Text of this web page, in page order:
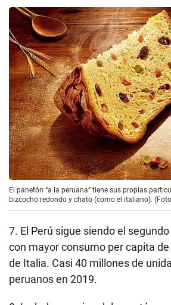
El panetón “a la peruana” tiene sus propias
bizcocho redondo y chato (como el italiano).
7. El Perú sigue siendo el
con mayor consumo per capita
de Italia. Casi 40 millones de
peruanos en 2019.